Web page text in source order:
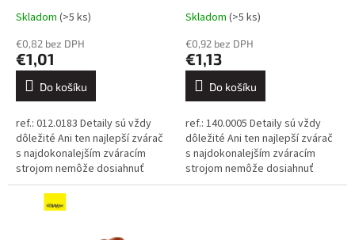
Skladom (>5 ks)
€0,82 bez DPH
€1,01
Do košíku
ref.: 012.0183 Detaily sú vždy
dôležité Ani ten najlepší zvárač
s najdokonalejším zváracím
strojom nemôže dosiahnuť
dokonalé výsledky, ak sa
spotrebné...
Skladom (>5 ks)
€0,92 bez DPH
€1,13
Do košíku
ref.: 140.0005 Detaily sú vždy
dôležité Ani ten najlepší zvárač
s najdokonalejším zváracím
strojom nemôže dosiahnuť
dokonalé výsledky, ak sa